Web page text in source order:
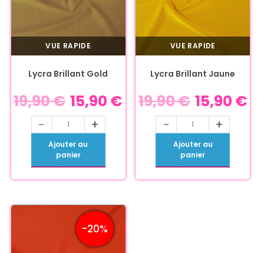
VUE RAPIDE
Lycra Brillant Gold
19,90€ 15,90 €
- +
Ajouter au
panier
VUE RAPIDE
Lycra Brillant Jaune
19,90€ 15,90 €
- +
Ajouter au
panier
-20%